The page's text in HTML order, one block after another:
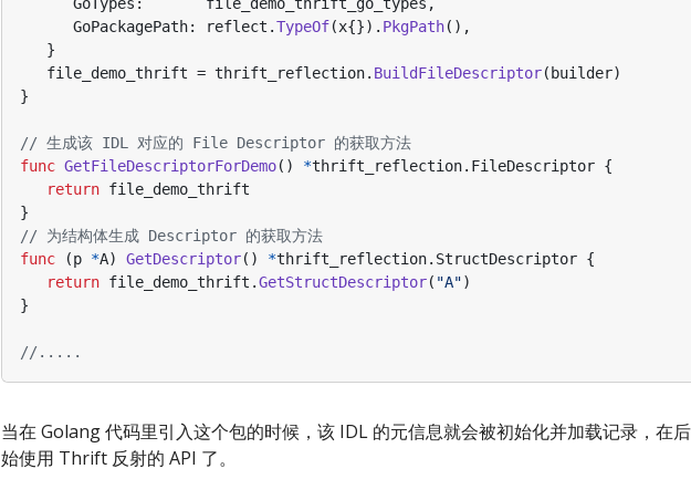
GoPackagePath: reflect .TypeOf(x{}). PkgPath(),
}
file_demo_thrift = thrift_reflection. BuildFileDescriptor( builder)
}
// 生成该 IDL 对应的 File Descriptor 的获取方法
func GetFileDescriptorForDemo() *thrift_reflection. FileDescriptor {
return file_demo_thrift
}
// 为结构体生成 Descriptor 的获取方法
func
(p *A) GetDescriptor() *thrift_reflection. StructDescriptor {
return file_demo_thrift .GetStructDescriptor( "A")
}
//.....
当在 Golang 代码里引入这个包的时候，该 IDL 的元信息就会被初始化并加载记录，在
始使用 Thrift 反射的 API 了。